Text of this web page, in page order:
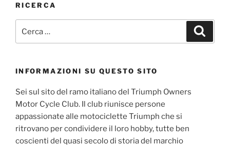
RICERCA
INFORMAZIONI SU QUESTO SITO
Sei sul sito del ramo italiano del Triumph Owners
Motor Cycle Club. Il club riunisce persone
appassionate alle motociclette Triumph che si
ritrovano per condividere il loro hobby, tutte ben
coscienti del quasi secolo di storia del marchio